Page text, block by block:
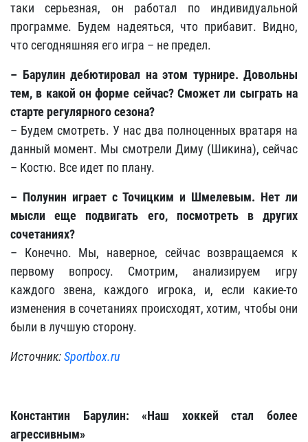
таки серьезная, он работал по индивидуальной
программе. Будем надеяться, что прибавит. Видно,
что сегодняшняя его игра – не предел.
– Барулин дебютировал на этом турнире. Довольны
тем, в какой он форме сейчас? Сможет ли сыграть на
старте регулярного сезона?
– Будем смотреть. У нас два полноценных вратаря на
данный момент. Мы смотрели Диму (Шикина), сейчас
– Костю. Все идет по плану.
– Полунин играет с Точицким и Шмелевым. Нет ли
мысли еще подвигать его, посмотреть в других
сочетаниях?
– Конечно. Мы, наверное, сейчас возвращаемся к
первому вопросу. Смотрим, анализируем игру
каждого звена, каждого игрока, и, если какие-то
изменения в сочетаниях происходят, хотим, чтобы они
были в лучшую сторону.
Источник:Sportbox.ru
Константин Барулин: «Наш хоккей стал более
агрессивным»